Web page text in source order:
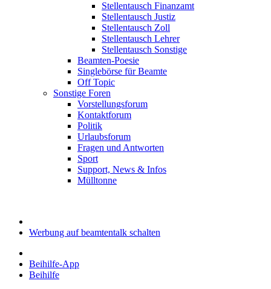
Stellentausch Finanzamt
Stellentausch Justiz
Stellentausch Zoll
Stellentausch Lehrer
Stellentausch Sonstige
Beamten-Poesie
Singlebörse für Beamte
Off Topic
Sonstige Foren
Vorstellungsforum
Kontaktforum
Politik
Urlaubsforum
Fragen und Antworten
Sport
Support, News & Infos
Mülltonne
Werbung auf beamtentalk schalten
Beihilfe-App
Beihilfe